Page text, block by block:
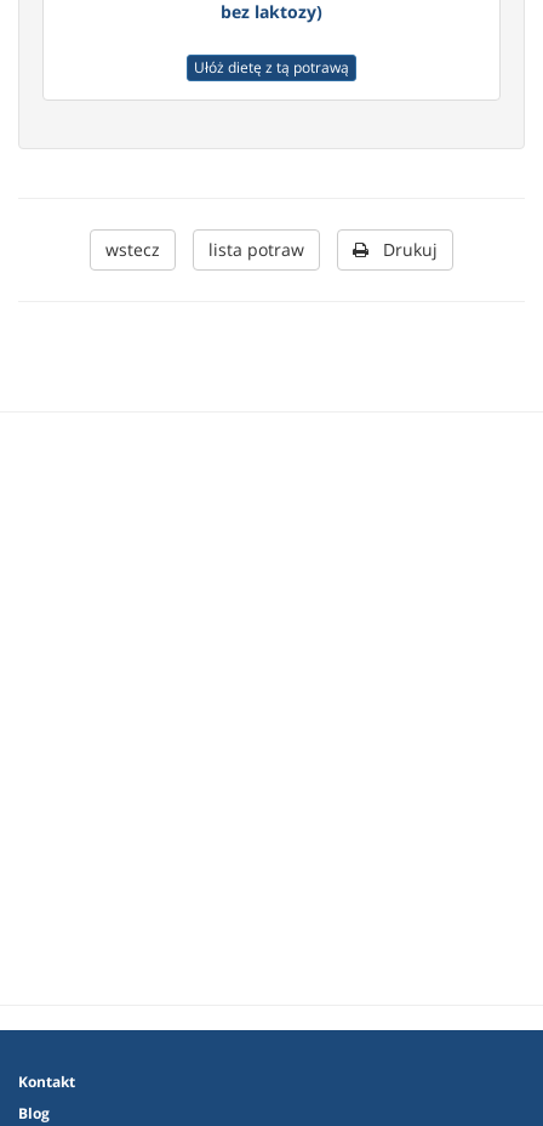
bez laktozy)
Ułóż dietę z tą potrawą
wstecz lista potraw Drukuj
Kontakt
Blog